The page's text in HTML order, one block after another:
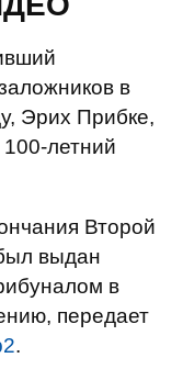
в
Эрих Прибке,
летний
Второй
выдан
в
передает
.